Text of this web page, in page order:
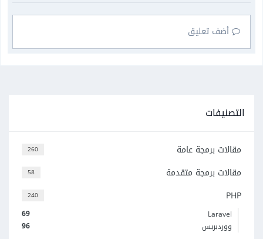
أضف تعليق
التصنيفات
260 مقالات برمجة عامة
58 مقالات برمجة متقدمة
240 PHP
69
Laravel
96
ووردبريس